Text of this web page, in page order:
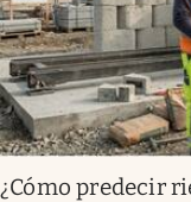
¿Cómo predecir